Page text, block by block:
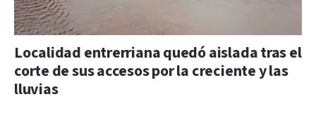
Localidad entrerriana quedó aislada tras el
corte de sus accesos por la creciente y las
lluvias